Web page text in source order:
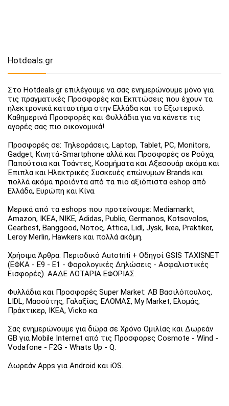
Hotdeals.gr
Στο Hotdeals.gr επιλέγουμε να σας ενημερώνουμε μόνο για
τις πραγματικές Προσφορές και Εκπτώσεις που έχουν τα
ηλεκτρονικά καταστήμα στην Ελλάδα και το Εξωτερικό.
Καθημερινά Προσφορές και Φυλλάδια για να κάνετε τις
αγορές σας πιο οικονομικά!
Προσφορές σε: Τηλεοράσεις, Laptop, Tablet, PC, Monitors,
Gadget, Κινητά-Smartphone αλλά και Προσφορές σε Ρούχα,
Παπούτσια και Τσάντες, Κοσμήματα και Αξεσουάρ ακόμα και
Έπιπλα και Ηλεκτρικές Συσκευές επώνυμων Brands και
πολλά ακόμα προϊόντα από τα πιο αξιόπιστα eshop από
Ελλάδα, Ευρώπη και Κίνα.
Μερικά από τα eshops που προτείνουμε: Mediamarkt,
Amazon, IKEA, NIKE, Adidas, Public, Germanos, Kotsovolos,
Gearbest, Banggood, Νοτος, Attica, Lidl, Jysk, Ikea, Praktiker,
Leroy Merlin, Hawkers και πολλά ακόμη.
Χρήσιμα Άρθρα: Περιοδικό Autotriti + Οδηγοί GSIS TAXISNET
(ΕΦΚΑ - Ε9 - Ε1 - Φορολογικές Δηλώσεις - Ασφαλιστικές
Εισφορές). ΑΑΔΕ ΛΟΤΑΡΙΑ ΕΦΟΡΙΑΣ.
Φυλλάδια και Προσφορές Super Market: ΑΒ Βασιλόπουλος,
LIDL, Μασούτης, Γαλαξίας, ΕΛΟΜΑΣ, My Market, Ελομάς,
Πράκτικερ, ΙΚΕΑ, Vicko κα.
Σας ενημερώνουμε για δώρα σε Χρόνο Ομιλίας και Δωρεάν
GB για Mobile Internet από τις Προσφορες Cosmote - Wind -
Vodafone - F2G - Whats Up - Q.
Δωρεάν Apps για Android και iOS.